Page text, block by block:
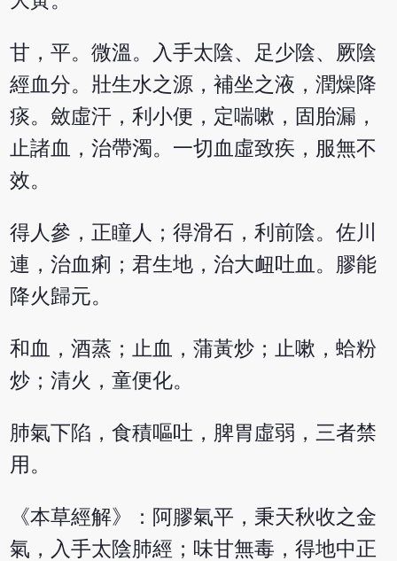
甘，平。微溫。入手太陰、足少陰、厥陰
經血分。壯生水之源，補坐之液，潤燥降
痰。斂虛汗，利小便，定喘嗽，固胎漏，
止諸血，治帶濁。一切血虛致疾，服無不
效。
得人參，正瞳人；得滑石，利前陰。佐川
連，治血痢；君生地，治大衄吐血。膠能
降火歸元。
和血，酒蒸；止血，蒲黃炒；止嗽，蛤粉
炒；清火，童便化。
肺氣下陷，食積嘔吐，脾胃虛弱，三者禁
用。
《本草經解》：阿膠氣平，秉天秋收之金
氣，入手太陰肺經；味甘無毒，得地中正